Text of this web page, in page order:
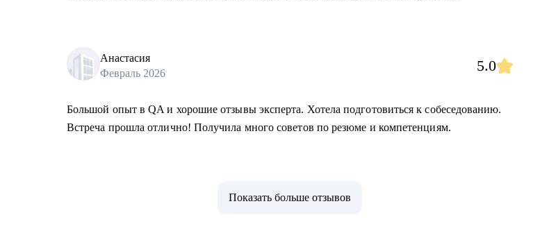
Анастасия
Февраль 2026
5.0
Большой опыт в QA и хорошие отзывы эксперта. Хотела подготовиться к собеседованию.
Встреча прошла отлично! Получила много советов по резюме и компетенциям.
Показать больше отзывов